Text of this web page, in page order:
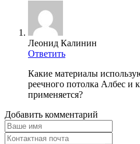
Леонид Калинин
Ответить
Какие материалы
реечного потолка Албес и
применяется?
Добавить комментарий